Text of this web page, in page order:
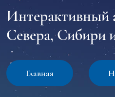
Интерактивный
Севера, Сибири
Главная